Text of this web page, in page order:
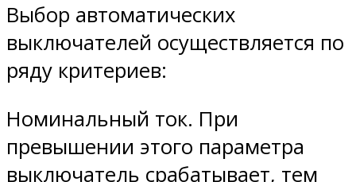
Выбор автоматических
выключателей осуществляется по
ряду критериев:
Номинальный ток. При
превышении этого параметра
выключатель срабатывает, тем